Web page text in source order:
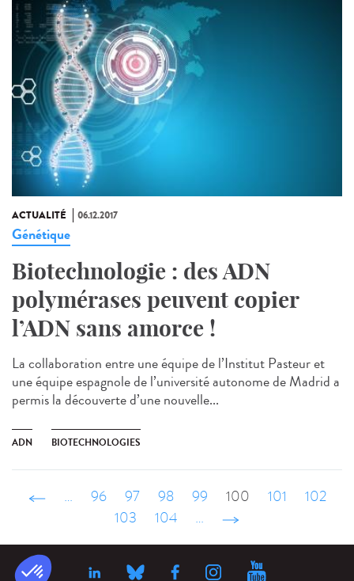
ACTUALITÉ 06.12.2017
Génétique
Biotechnologie : des ADN
polymérases peuvent copier
l’ADN sans amorce !
La collaboration entre une équipe de l’Institut Pasteur et
une équipe espagnole de l’université autonome de Madrid a
permis la découverte d’une nouvelle...
ADN BIOTECHNOLOGIES
‹ précédent
… 96 97 98 99 100 101
102
103
104 … suivant ›